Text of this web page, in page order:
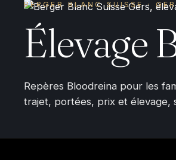
BERGER BLANC SUISSE ·
Élevage
Repères Bloodreina pour les
trajet, portées, prix et élevage,